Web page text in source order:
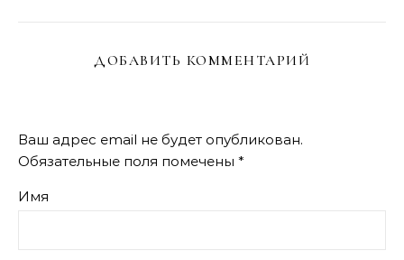
ДОБАВИТЬ КОММЕНТАРИЙ
Ваш адрес email не будет опубликован.
Обязательные поля помечены *
Имя